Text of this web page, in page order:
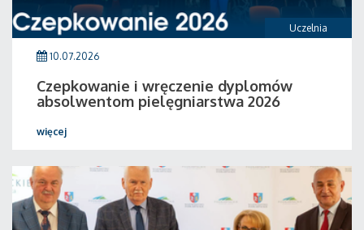
Uczelnia
10.07.2026
Czepkowanie i wręczenie dyplomów
absolwentom pielęgniarstwa 2026
więcej